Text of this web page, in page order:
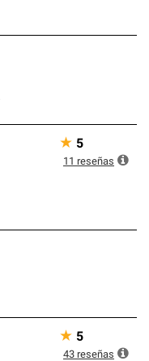
★ 5
11 reseñas
★ 5
43 reseñas